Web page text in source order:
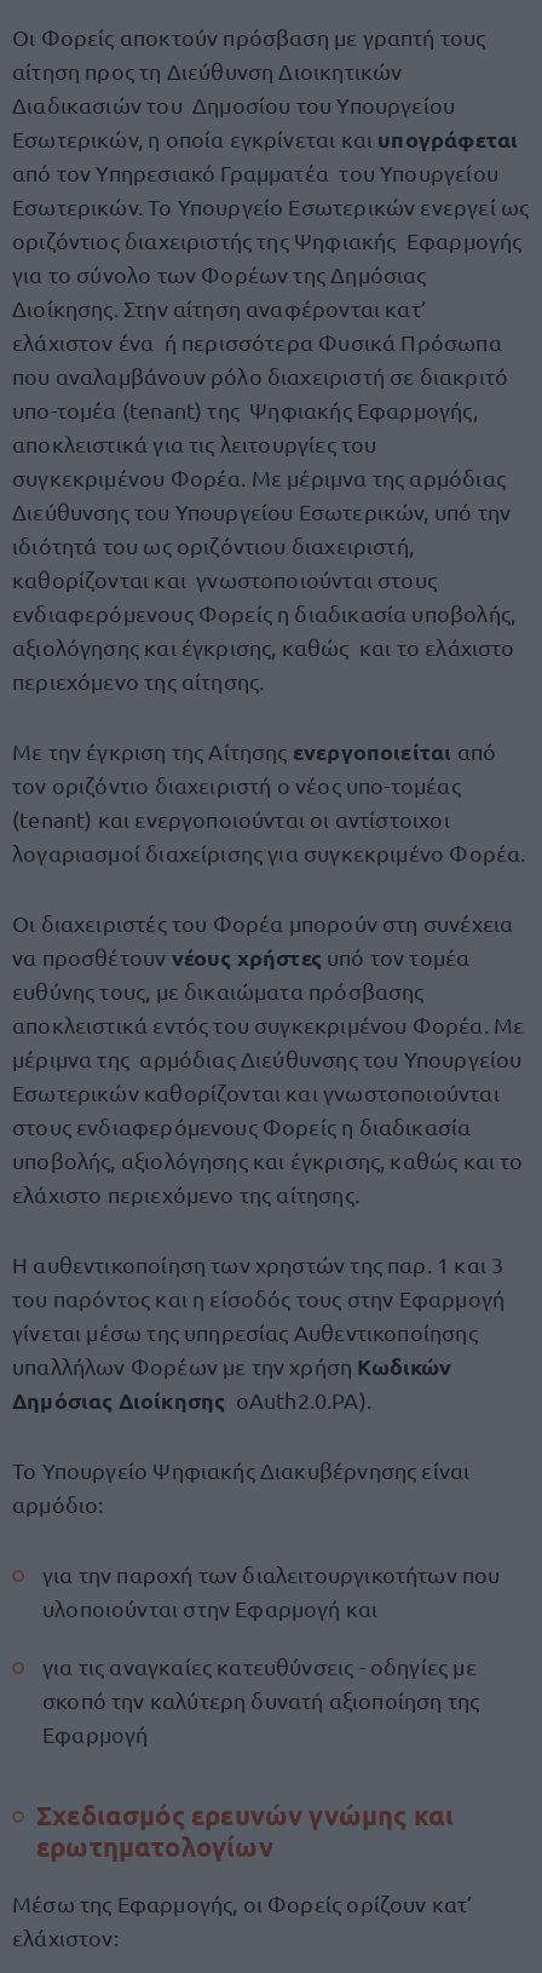
Οι Φορείς αποκτούν πρόσβαση με γραπτή τους
αίτηση προς τη Διεύθυνση Διοικητικών
Διαδικασιών του Δημοσίου του Υπουργείου
Εσωτερικών, η οποία εγκρίνεται και υπογράφεται
από τον Υπηρεσιακό Γραμματέα του Υπουργείου
Εσωτερικών. Το Υπουργείο Εσωτερικών ενεργεί ως
οριζόντιος διαχειριστής της Ψηφιακής Εφαρμογής
για το σύνολο των Φορέων της Δημόσιας
Διοίκησης. Στην αίτηση αναφέρονται κατ’
ελάχιστον ένα ή περισσότερα Φυσικά Πρόσωπα
που αναλαμβάνουν ρόλο διαχειριστή σε διακριτό
υπο-τομέα (tenant) της Ψηφιακής Εφαρμογής,
αποκλειστικά για τις λειτουργίες του
συγκεκριμένου Φορέα. Με μέριμνα της αρμόδιας
Διεύθυνσης του Υπουργείου Εσωτερικών, υπό την
ιδιότητά του ως οριζόντιου διαχειριστή,
καθορίζονται και γνωστοποιούνται στους
ενδιαφερόμενους Φορείς η διαδικασία υποβολής,
αξιολόγησης και έγκρισης, καθώς και το ελάχιστο
περιεχόμενο της αίτησης.
Με την έγκριση της Αίτησης ενεργοποιείται από
τον οριζόντιο διαχειριστή ο νέος υπο-τομέας
(tenant) και ενεργοποιούνται οι αντίστοιχοι
λογαριασμοί διαχείρισης για συγκεκριμένο Φορέα.
Οι διαχειριστές του Φορέα μπορούν στη συνέχεια
να προσθέτουν νέους χρήστες υπό τον τομέα
ευθύνης τους, με δικαιώματα πρόσβασης
αποκλειστικά εντός του συγκεκριμένου Φορέα. Με
μέριμνα της αρμόδιας Διεύθυνσης του Υπουργείου
Εσωτερικών καθορίζονται και γνωστοποιούνται
στους ενδιαφερόμενους Φορείς η διαδικασία
υποβολής, αξιολόγησης και έγκρισης, καθώς και το
ελάχιστο περιεχόμενο της αίτησης.
Η αυθεντικοποίηση των χρηστών της παρ. 1 και 3
του παρόντος και η είσοδός τους στην Εφαρμογή
γίνεται μέσω της υπηρεσίας Αυθεντικοποίησης
υπαλλήλων Φορέων με την χρήση Κωδικών
Δημόσιας Διοίκησης oAuth2.0.PA).
Το Υπουργείο Ψηφιακής Διακυβέρνησης είναι
αρμόδιο:
για την παροχή των διαλειτουργικοτήτων που
υλοποιούνται στην Εφαρμογή και
για τις αναγκαίες κατευθύνσεις - οδηγίες με
σκοπό την καλύτερη δυνατή αξιοποίηση της
Εφαρμογή
Σχεδιασμός ερευνών γνώμης και
ερωτηματολογίων
Μέσω της Εφαρμογής, οι Φορείς ορίζουν κατ’
ελάχιστον: